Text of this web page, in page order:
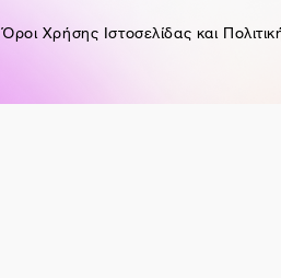
Όροι Χρήσης Ιστοσελίδας και